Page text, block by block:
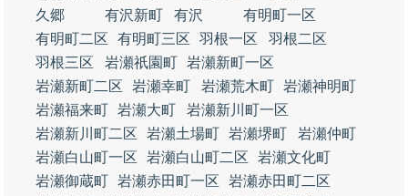
久郷
有沢新町 有沢
有明町一区
有明町二区
有明町三区 羽根一区
羽根二区
羽根三区
岩瀬祇園町 岩瀬新町一区
岩瀬新町二区
岩瀬幸町 岩瀬荒木町 岩瀬神明町
岩瀬福来町 岩瀬大町
岩瀬新川町一区
岩瀬新川町二区
岩瀬土場町 岩瀬堺町
岩瀬仲町
岩瀬白山町一区
岩瀬白山町二区
岩瀬文化町
岩瀬御蔵町 岩瀬赤田町一区
岩瀬赤田町二区